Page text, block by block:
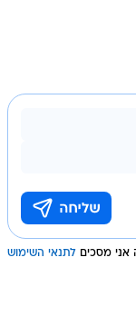
אני מסכים לתנאי השימוש